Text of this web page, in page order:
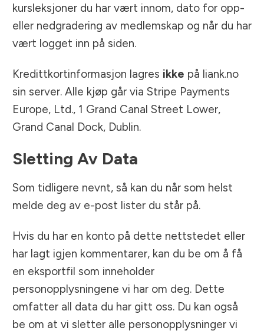
kursleksjoner du har vært innom, dato for opp-
eller nedgradering av medlemskap og når du har
vært logget inn på siden.
Kredittkortinformasjon lagres ikke på liank.no
sin server. Alle kjøp går via Stripe Payments
Europe, Ltd., 1 Grand Canal Street Lower,
Grand Canal Dock, Dublin.
Sletting Av Data
Som tidligere nevnt, så kan du når som helst
melde deg av e-post lister du står på.
Hvis du har en konto på dette nettstedet eller
har lagt igjen kommentarer, kan du be om å få
en eksportfil som inneholder
personopplysningene vi har om deg. Dette
omfatter all data du har gitt oss. Du kan også
be om at vi sletter alle personopplysninger vi